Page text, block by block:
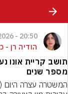
20:50 - 24.05.2026
הודיה רן -
תושב קריית אונו
מספר שנים